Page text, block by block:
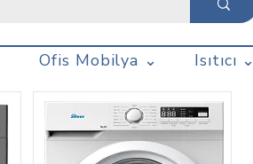
Ofis Mobilya ⌄ Isıtıcı ⌄